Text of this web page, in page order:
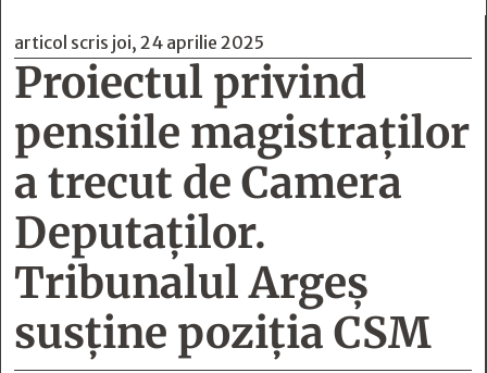
articol scris joi, 24 aprilie 2025
Proiectul privind
pensiile magistraților
a trecut de Camera
Deputaților.
Tribunalul Argeș
susține poziția CSM